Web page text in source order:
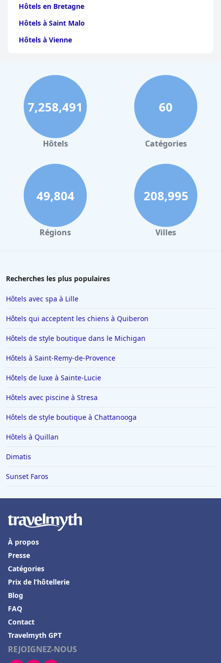
Hôtels en Bretagne
Hôtels à Saint Malo
Hôtels à Vienne
Hôtels à Perpignan
Hôtels au Grand-Bornand
Hôtels à Strasbourg
Hôtels à Valence
Hôtels à Gerardmer
Hôtels à Pontorson
Hôtels à Lorient
Hôtels à Berck-sur-Mer
Hôtels à Angoulême
Hôtels à La Tranche-sur-Mer
Hôtels en Corse
Hôtels à Conques
Hôtels à Trebeurden
Hôtels en Vendée
Hôtels à Napoli
Hôtels dans l'Oise
Hôtels à Yport
Hôtels à Meximieux
Hôtels à Nantua
Hôtels à Evian-les-Bains
Hôtels à Villard-de-Lans
Hôtels à Lanzarote
Hôtels à Langeac
Hôtels à Draveil
Hôtels à Séoul
7,258,491
Hôtels
60
Catégories
49,804
Régions
208,995
Villes
Recherches les plus populaires
Hôtels avec spa à Lille
Hôtels qui acceptent les chiens à Quiberon
Hôtels de style boutique dans le Michigan
Hôtels à Saint-Remy-de-Provence
Hôtels de luxe à Sainte-Lucie
Hôtels avec piscine à Stresa
Hôtels de style boutique à Chattanooga
Hôtels à Quillan
Dimatis
Sunset Faros
REJOIGNEZ-NOUS
À propos
Presse
Catégories
Prix de l’hôtellerie
Blog
FAQ
Contact
Travelmyth GPT